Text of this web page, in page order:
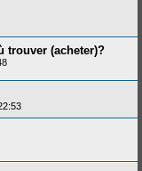
trouver (acheter)?